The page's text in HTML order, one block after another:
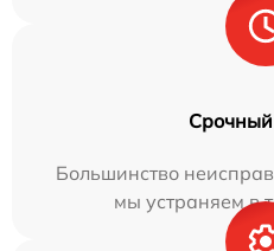
Большинство
мы устраняем в